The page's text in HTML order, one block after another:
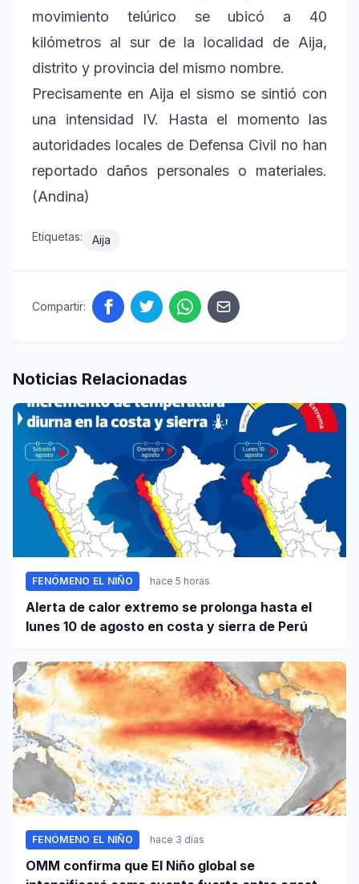
movimiento telúrico se ubicó a 40
kilómetros al sur de la localidad de Aija,
distrito y provincia del mismo nombre.
Precisamente en Aija el sismo se sintió con
una intensidad IV. Hasta el momento las
autoridades locales de Defensa Civil no han
reportado daños personales o materiales.
(Andina)
Etiquetas: Aija
Compartir:
Noticias Relacionadas
FENÓMENO EL NIÑO hace 5 horas
Alerta de calor extremo se prolonga hasta el
lunes 10 de agosto en costa y sierra de Perú
FENÓMENO EL NIÑO hace 3 días
OMM confirma que El Niño global se